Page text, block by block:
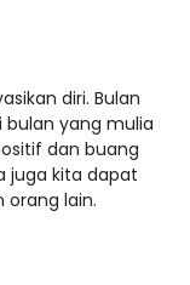
diri. Bulan
bulan yang mulia
dan buang
juga kita dapat
lain.